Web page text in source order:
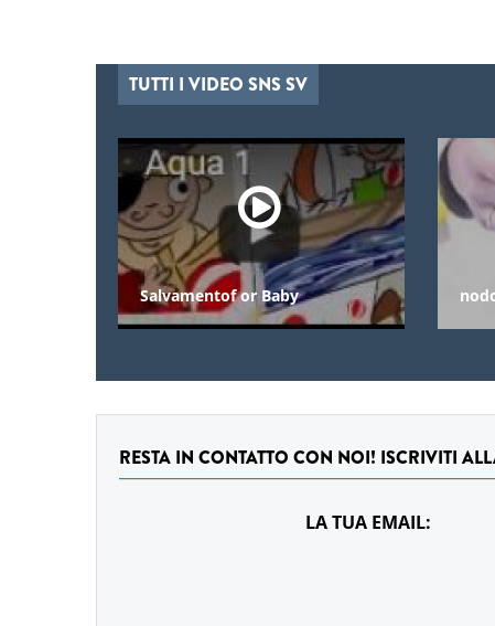
TUTTI I VIDEO SNS SV
Salvamentof or Baby
RESTA IN CONTATTO CON NOI! ISCRIVITI
LA TUA EMAIL: